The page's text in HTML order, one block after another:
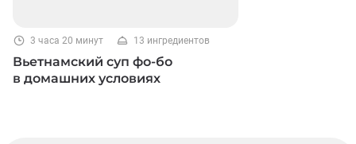
3 часа 20 минут 13 ингредиентов
Вьетнамский суп фо-бо
в домашних условиях